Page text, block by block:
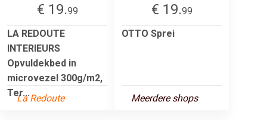
€ 19.99
LA REDOUTE
INTERIEURS
Opvuldekbed in
microvezel 300g/m2,
Ter...
La Redoute
€ 19.99
OTTO Sprei
Meerdere shops